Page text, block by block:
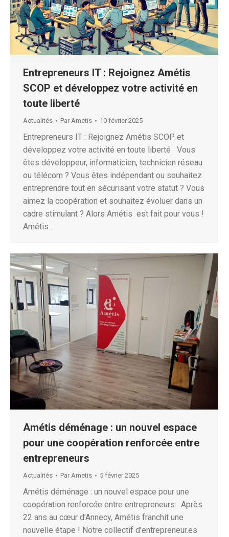
Entrepreneurs IT : Rejoignez Amétis
SCOP et développez votre activité en
toute liberté
Actualités Par Ametis 10 février 2025
Entrepreneurs IT : Rejoignez Amétis SCOP et
développez votre activité en toute liberté Vous
êtes développeur, informaticien, technicien réseau
ou télécom ? Vous êtes indépendant ou souhaitez
entreprendre tout en sécurisant votre statut ? Vous
aimez la coopération et souhaitez évoluer dans un
cadre stimulant ? Alors Amétis est fait pour vous !
Amétis…
Amétis déménage : un nouvel espace
pour une coopération renforcée entre
entrepreneurs
Actualités Par Ametis 5 février 2025
Amétis déménage : un nouvel espace pour une
coopération renforcée entre entrepreneurs Après
22 ans au cœur d’Annecy, Amétis franchit une
nouvelle étape ! Notre collectif d’entrepreneur.es